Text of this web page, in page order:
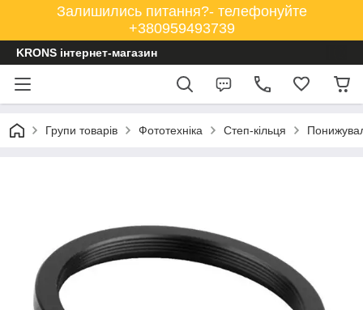
Залишились питання?- телефонуйте
+380959493739
KRONS інтернет-магазин
Групи товарів Фототехніка Степ-кільця